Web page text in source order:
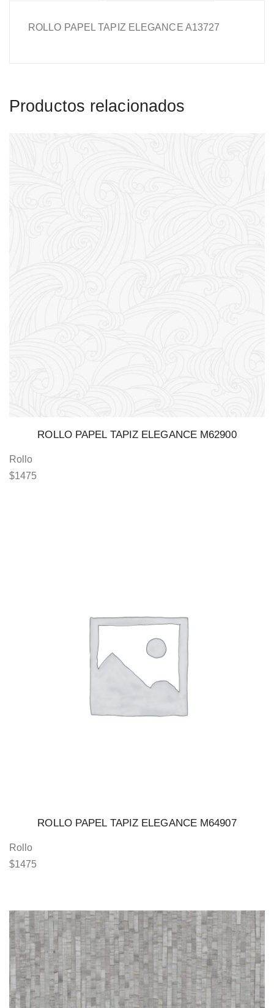
ROLLO PAPEL TAPIZ ELEGANCE A13727
Productos relacionados
ROLLO PAPEL TAPIZ ELEGANCE M62900
Rollo
$1475
ROLLO PAPEL TAPIZ ELEGANCE M64907
Rollo
$1475